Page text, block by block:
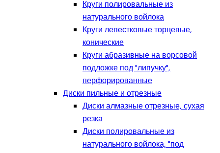
Круги полировальные из
натурального войлока
Круги лепестковые торцевые,
конические
Круги абразивные на ворсовой
подложке под "липучку",
перфорированные
Диски пильные и отрезные
Диски алмазные отрезные, сухая
резка
Диски полировальные из
натурального войлока, "под